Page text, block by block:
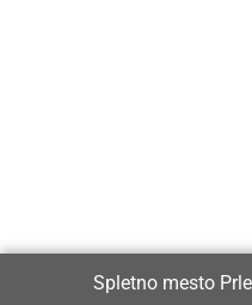
Glavni in odgovorni urednik:
Dejan RazlagSpletno mesto